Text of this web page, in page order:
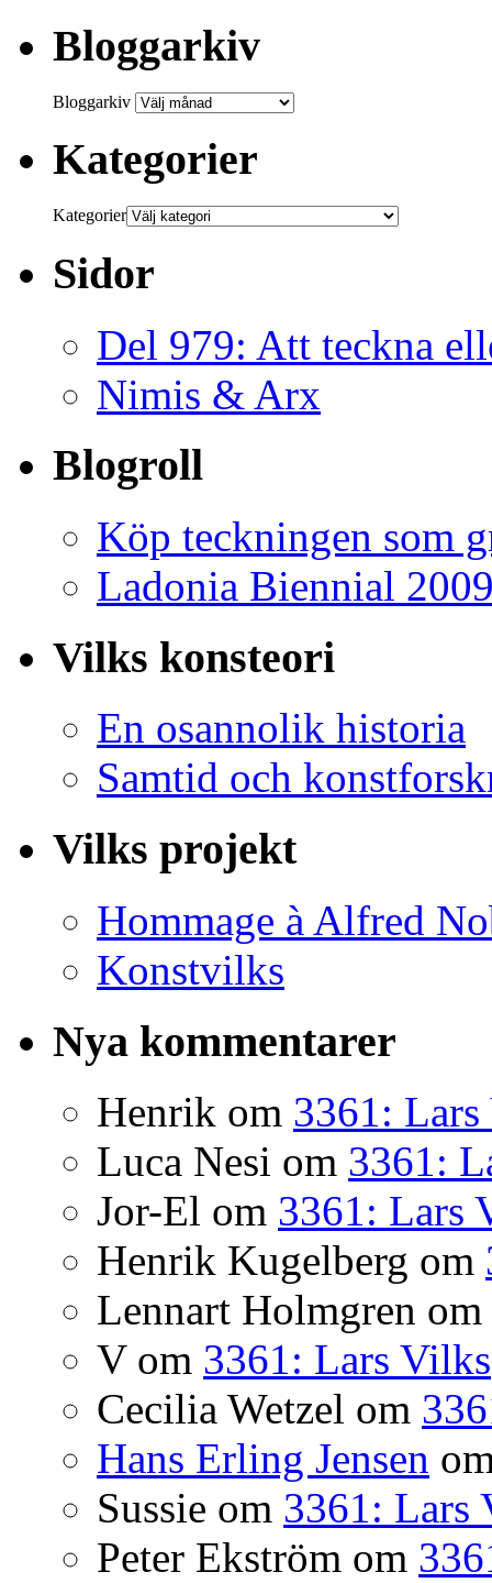
Bloggarkiv
Bloggarkiv
Kategorier
Kategorier
Sidor
Del 979: Att teckna
Nimis & Arx
Blogroll
Köp teckningen som
Ladonia Biennial
Vilks konsteori
En osannolik historia
Samtid och
Vilks projekt
Hommage à Alfred
Konstvilks
Nya kommentarer
Henrik om 3361:
Luca Nesi om 3361:
Jor-El om 3361: Lars
Henrik Kugelberg om
Lennart Holmgren om
Vom 3361: Lars Vilks
Cecilia Wetzel om
Hans Erling Jensen
Sussie om 3361: Lars
Peter Ekström om